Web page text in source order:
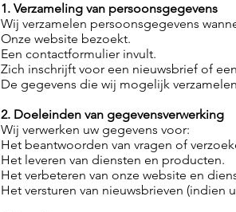
1. Verzameling van persoonsgegevens
Wij verzamelen persoonsgegevens
Onze website bezoekt.
Een contactformulier invult.
Zich inschrijft voor een nieuwsbrief of
De gegevens die wij mogelijk
2. Doeleinden van gegevensverwerking
Wij verwerken uw gegevens voor:
Het beantwoorden van vragen of
Het leveren van diensten en producten.
Het verbeteren van onze website en
Het versturen van nieuwsbrieven (indien